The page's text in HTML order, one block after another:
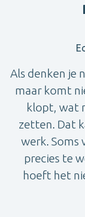
Als denken je
maar komt
klopt, wat
zetten. Dat
werk. Soms
precies te
hoeft het